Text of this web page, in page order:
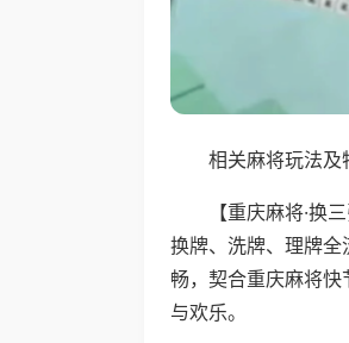
相关麻将玩法及
【重庆麻将·
换牌、洗牌、理牌
畅，契合重庆麻将
与欢乐。